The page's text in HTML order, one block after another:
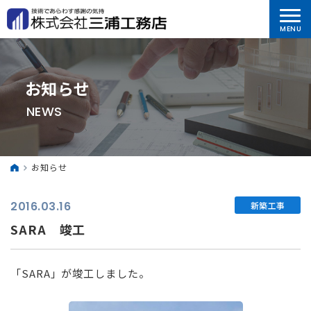
お知らせ
NEWS
お知らせ
2016.03.16 新築工事
SARA 竣工
「SARA」が竣工しました。